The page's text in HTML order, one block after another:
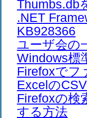
Thumbs.db
.NET
KB928366
ユーザ会の
Windows標
Firefoxでフ
Excelの
Firefoxの検
する方法